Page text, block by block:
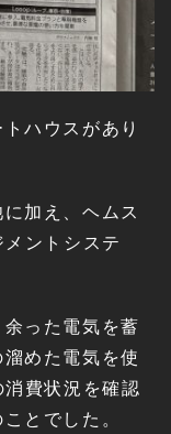
ハウスがあり
加え、ヘムス
ントシステ
った電気を蓄
めた電気を使
費状況を確認
とでした。